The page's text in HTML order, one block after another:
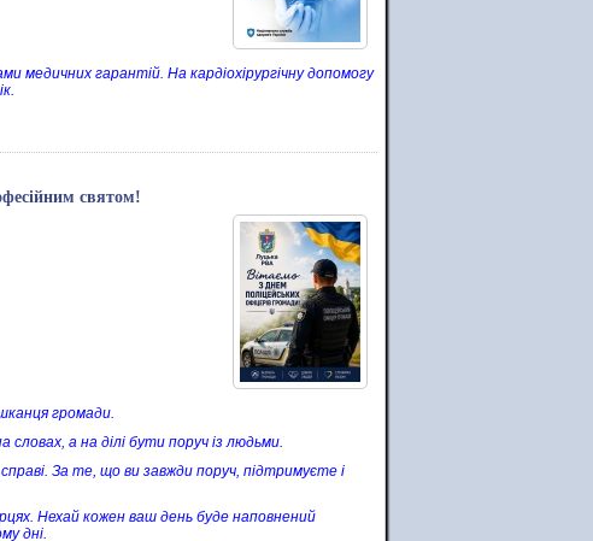
медичних гарантій. На кардіохірургічну допомогу
святом!
громади.
а на ділі бути поруч із людьми.
За те, що ви завжди поруч, підтримуєте і
Нехай кожен ваш день буде наповнений
дні.